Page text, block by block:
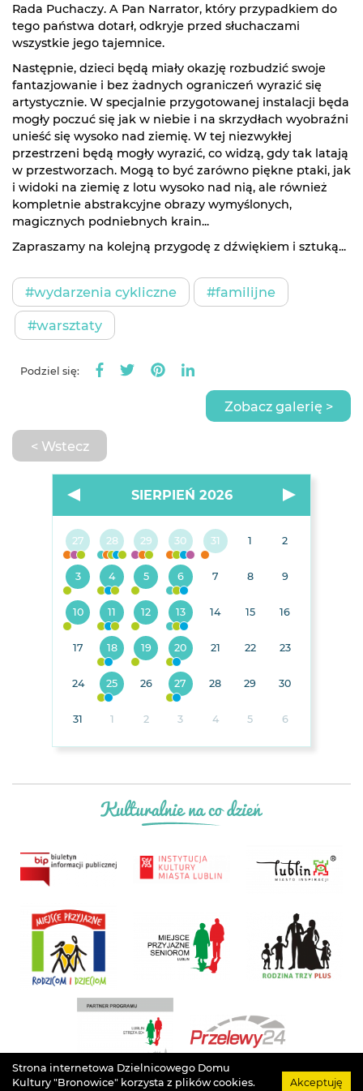
Rada Puchaczy. A Pan Narrator, który przypadkiem do
tego państwa dotarł, odkryje przed słuchaczami
wszystkie jego tajemnice.
Następnie, dzieci będą miały okazję rozbudzić swoje
fantazjowanie i bez żadnych ograniczeń wyrazić się
artystycznie. W specjalnie przygotowanej instalacji będa
mogły poczuć się jak w niebie i na skrzydłach wyobraźni
unieść się wysoko nad ziemię. W tej niezwykłej
przestrzeni będą mogły wyrazić, co widzą, gdy tak latają
w przestworzach. Mogą to być zarówno piękne ptaki, jak
i widoki na ziemię z lotu wysoko nad nią, ale również
kompletnie abstrakcyjne obrazy wymyślonych,
magicznych podniebnych krain...
Zapraszamy na kolejną przygodę z dźwiękiem i sztuką...
#wydarzenia cykliczne #familijne
#warsztaty
Podziel się:
< Wstecz
Zobacz galerię >
SIERPIEŃ 2026
27 28 29 30 31 1 2
3 4 5 6 7 8 9
10 11 12 13 14 15 16
17 18 19 20 21 22 23
24 25 26 27 28 29 30
31 1 2 3 4 5 6
Strona internetowa Dzielnicowego Domu
Kultury "Bronowice" korzysta z plików cookies.
Akceptuję